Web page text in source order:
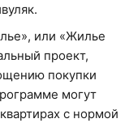
или «Жилье
проект,
покупки
могут
с нормой